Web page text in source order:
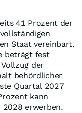
41 Prozent der
Staat vereinbart.
beträgt fest
der
behördlicher
Quartal 2027
kann
2028 erwerben.